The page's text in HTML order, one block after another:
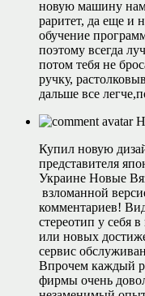
новую машину
раритет, да еще и
обучение
поэтому всегда
потом тебя не
ручку,
дальше все
Купил новую
представителя
Украине Новые
взломанной
комментариев!
стереотип у себя
или новых
сервис
Впрочем каждый
фирмы очень